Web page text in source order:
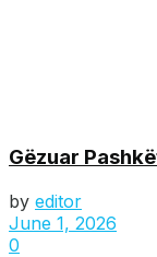
Gëzuar
by editor
June 1, 2026
0